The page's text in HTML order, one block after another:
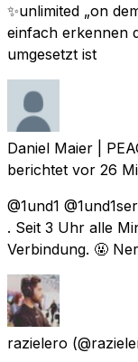
✨unlimited „on
einfach erkennen
umgesetzt ist
Daniel Maier |
berichtet vor 26
@1und1
. Seit 3 Uhr alle
Verbindung. 🤬
razielero